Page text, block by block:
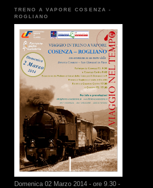
TRENO A VAPORE COSENZA -
ROGLIANO
Domenica 02 Marzo 2014 - ore 9.30 -